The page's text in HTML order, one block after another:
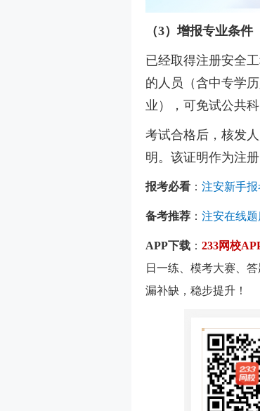
（3）增报专业条件
已经取得注册安全
的人员（含中专学
业），可免试公共科
考试合格后，核发
明。该证明作为注
报考必看 ： 注安新手
备考推荐 ： 注安在线题
APP下载 ： 233网校
日一练、模考大赛、
漏补缺，稳步提升！